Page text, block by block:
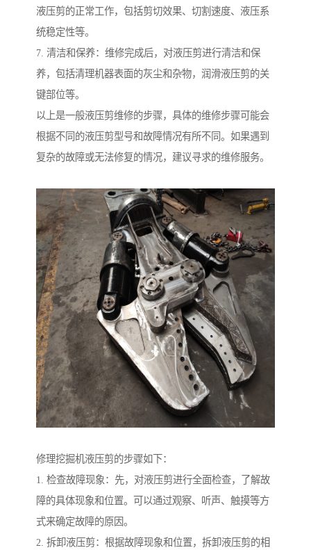
液压剪的正常工作，包括剪切效果、切割速度、液压系
统稳定性等。
7. 清洁和保养：维修完成后，对液压剪进行清洁和保
养，包括清理机器表面的灰尘和杂物，润滑液压剪的关
键部位等。
以上是一般液压剪维修的步骤，具体的维修步骤可能会
根据不同的液压剪型号和故障情况有所不同。如果遇到
复杂的故障或无法修复的情况，建议寻求的维修服务。
修理挖掘机液压剪的步骤如下：
1. 检查故障现象：先，对液压剪进行全面检查，了解故
障的具体现象和位置。可以通过观察、听声、触摸等方
式来确定故障的原因。
2. 拆卸液压剪：根据故障现象和位置，拆卸液压剪的相